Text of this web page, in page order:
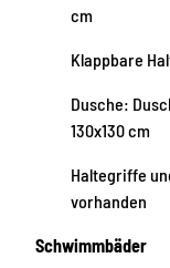
cm
Klappbare
Dusche:
130x130 cm
Haltegriffe
vorhanden
Schwimmbäder